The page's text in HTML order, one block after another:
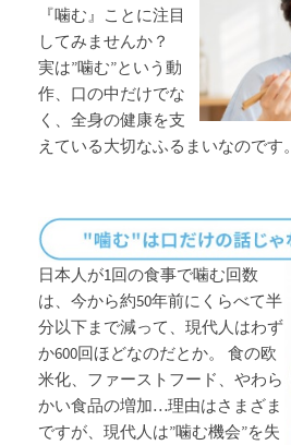
『噛む』ことに注目
してみませんか？
実は”噛む”という動
作、口の中だけでな
く、全身の健康を支
えている大切なふるまいなのです。
日本人が1回の食事で噛む回数
は、今から約50年前にくらべて半
分以下まで減って、現代人はわず
か600回ほどなのだとか。 食の欧
米化、ファーストフード、やわら
かい食品の増加…理由はさまざま
ですが、現代人は”噛む機会”を失